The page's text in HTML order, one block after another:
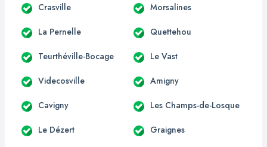
Crasville Morsalines
La Pernelle Quettehou
Teurthéville-Bocage Le Vast
Videcosville Amigny
Cavigny Les Champs-de-Losque
Le Dézert Graignes